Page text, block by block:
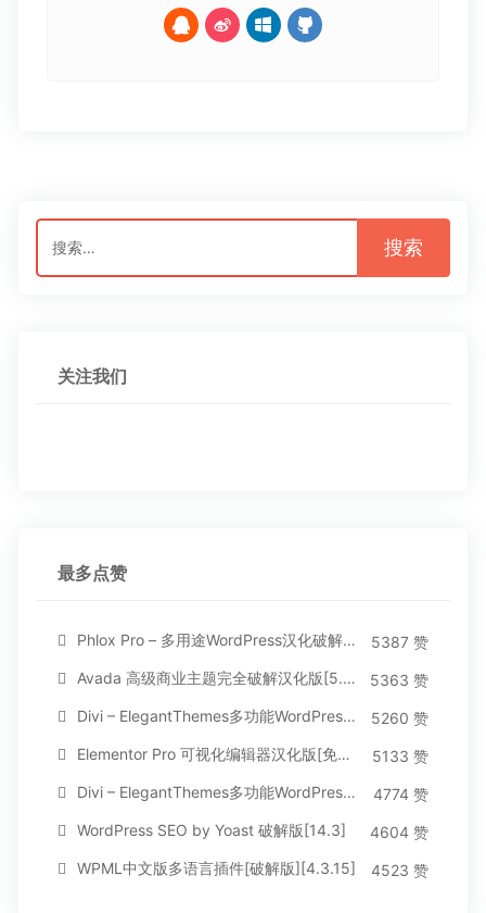
搜
索：
关注我们
最多点赞
Phlox Pro – 多用途WordPress汉化破解主题[5.1.12]
5387 赞
Avada 高级商业主题完全破解汉化版[5.8.2]
5363 赞
Divi – ElegantThemes多功能WordPress主题[汉化版4.4.2]
5260 赞
Elementor Pro 可视化编辑器汉化版[免费持续更新]
5133 赞
Divi – ElegantThemes多功能WordPress主题[汉化版3.1.95]
4774 赞
WordPress SEO by Yoast 破解版[14.3]
4604 赞
WPML中文版多语言插件[破解版][4.3.15]
4523 赞